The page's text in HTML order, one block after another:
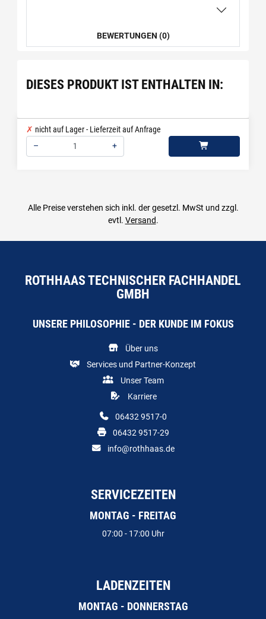
BEWERTUNGEN (0)
DIESES PRODUKT IST ENTHALTEN IN:
nicht auf Lager - Lieferzeit auf Anfrage
–
+
Alle Preise verstehen sich inkl. der gesetzl. MwSt und zzgl.
evtl. Versand.
ROTHHAAS TECHNISCHER FACHHANDEL
GMBH
UNSERE PHILOSOPHIE - DER KUNDE IM FOKUS
Über uns
Services und Partner-Konzept
Unser Team
Karriere
06432 9517-0
06432 9517-29
info@rothhaas.de
SERVICEZEITEN
MONTAG - FREITAG
07:00 - 17:00 Uhr
LADENZEITEN
MONTAG - DONNERSTAG